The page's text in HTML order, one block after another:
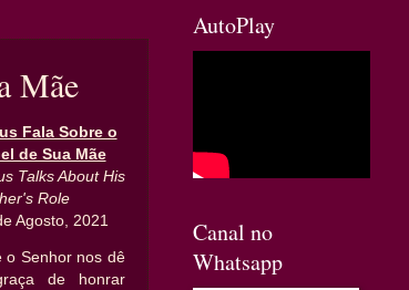
Mãe
Fala Sobre o
de Sua Mãe
Talks About His
Role
Agosto, 2021
o Senhor nos dê
de honrar
AutoPlay
Canal no
Whatsapp